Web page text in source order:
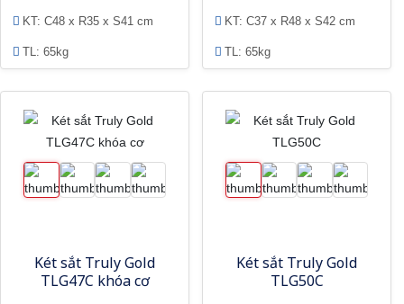
KT: C48 x R35 x S41 cm
TL: 65kg
KT: C37 x R48 x S42 cm
TL: 65kg
Két sắt Truly Gold
TLG47C khóa cơ
Két sắt Truly Gold
TLG50C